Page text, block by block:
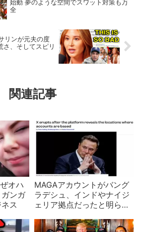
始動 夢のような空間でスワット対策も万
全
リンが元夫の度
さ、そしてスピリ
関連記事
オハ
ンガ
ス
MAGAアカウントがバング
ラデシュ、インドやナイジ
ェリア拠点だったと明らか